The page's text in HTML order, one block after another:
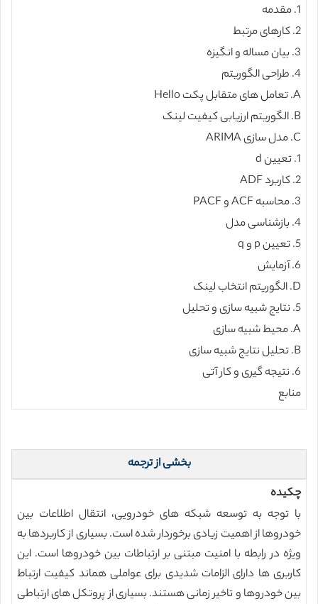
1. مقدمه
2. کارهای مرتبط
3. بیان مساله و انگیزه
4. طراحی الگوریتم
A. تعامل های متقابل پکت Hello
B. الگوریتم ارزیابی کیفیت لینک
C. مدل سازی ARIMA
1. تعیین d
2. کاربرد ADF
3. محاسبه ACF و PACF
4. بازشناسی مدل
5. تعیین p و q
6. آزمایش
D. الگوریتم انتخاب لینک
5. نتایج شبیه سازی و تحلیل
A. محیط شبیه سازی
B. تحلیل نتایج شبیه سازی
6. نتیجه گیری و کار آتی
منابع
بخشی از ترجمه
چکیده
با توجه به توسعه شبکه های خودرویی، انتقال اطلاعات بین
خودروها از اهمیت زیادی برخوردار شده است. بسیاری از کاربردها به
ویژه در رابطه با امنیت مبتنی بر ارتباطات بین خودروها است. این
کاربری ها دارای الزامات شدیدی برای عواملی هماند کیفیت ارتباط
بین خودروها و تاخیر زمانی هستند. بسیاری از پروتکل های ارتباطی